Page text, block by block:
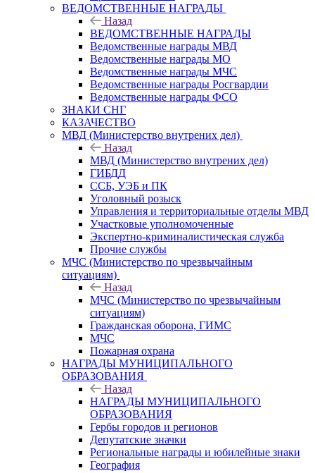
ВЕДОМСТВЕННЫЕ НАГРАДЫ
Назад
ВЕДОМСТВЕННЫЕ НАГРАДЫ
Ведомственные награды МВД
Ведомственные награды МО
Ведомственные награды МЧС
Ведомственные награды Росгвардии
Ведомственные награды ФСО
ЗНАКИ СНГ
КАЗАЧЕСТВО
МВД (Министерство внутрених дел)
Назад
МВД (Министерство внутрених дел)
ГИБДД
ССБ, УЭБ и ПК
Уголовный розыск
Управления и территориальные отделы МВД
Участковые уполномоченные
Экспертно-криминалистическая служба
Прочие службы
МЧС (Министерство по чрезвычайным
ситуациям)
Назад
МЧС (Министерство по чрезвычайным
ситуациям)
Гражданская оборона, ГИМС
МЧС
Пожарная охрана
НАГРАДЫ МУНИЦИПАЛЬНОГО
ОБРАЗОВАНИЯ
Назад
НАГРАДЫ МУНИЦИПАЛЬНОГО
ОБРАЗОВАНИЯ
Гербы городов и регионов
Депутатские значки
Региональные награды и юбилейные знаки
География